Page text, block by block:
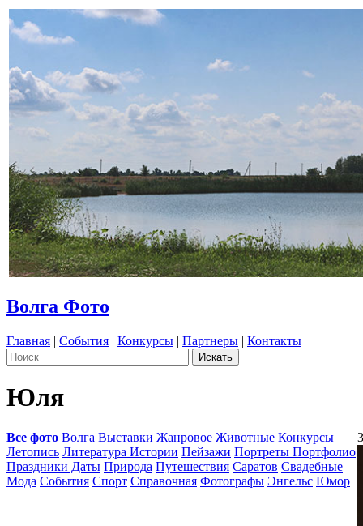
Волга Фото
Главная | События | Конкурсы | Партнеры | Контакты
Юля
Все фото Волга Выставки Жанровое Животные Конкурсы
Летопись Литература Истории Пейзажи Портреты Портфолио
Праздники Даты Природа Путешествия Саратов Свадебные
Мода События Спорт Справочная Фотографы Энгельс Юмор